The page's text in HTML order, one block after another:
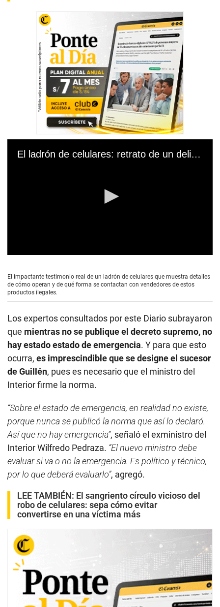
El ladrón de celulares: retrato de un delincuente en Lima
e
c
o
n
s
o
f
5
m
n
u
t
e
5
s
e
c
o
d
s
El impactante testimonio real de un ladrón de celulares que muestra detalles
de cómo operan y de qué forma se contactan con vendedores de estos
productos ilegales.
Los expertos consultados por este Diario subrayaron
que mientras no se publique el decreto supremo, no
hay estado estado de emergencia. Y para que esto
ocurra, es imprescindible que se designe el sucesor
de Guillén, pues es necesario que el ministro del
Interior firme la norma.
“Sobre el estado de emergencia, en realidad no existe,
porque nunca se publicó la norma que así lo declaró.
Así que no hay emergencia”, señaló el exministro del
Interior Wilfredo Pedraza. “El nuevo ministro debe
evaluar si va o no la emergencia. Es político y técnico,
por lo que deberá evaluarlo”, agregó.
LEE TAMBIÉN: El sangriento círculo vicioso del
robo de celulares: sepa cómo evitar
convertirse en una víctima más